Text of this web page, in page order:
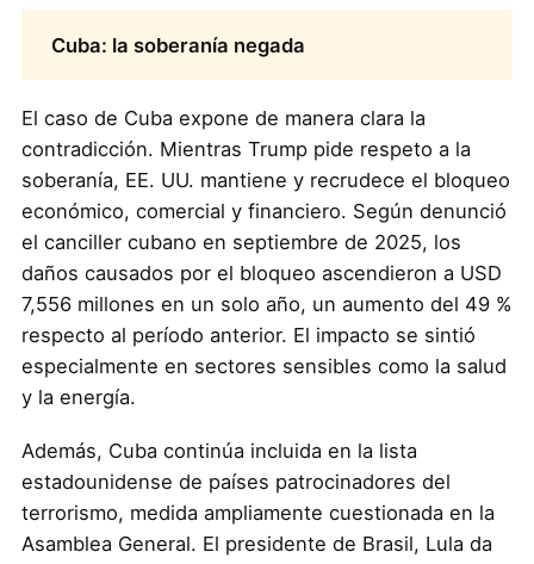
Cuba: la soberanía negada
El caso de Cuba expone de manera clara la
contradicción. Mientras Trump pide respeto a la
soberanía, EE. UU. mantiene y recrudece el bloqueo
económico, comercial y financiero. Según denunció
el canciller cubano en septiembre de 2025, los
daños causados por el bloqueo ascendieron a USD
7,556 millones en un solo año, un aumento del 49 %
respecto al período anterior. El impacto se sintió
especialmente en sectores sensibles como la salud
y la energía.
Además, Cuba continúa incluida en la lista
estadounidense de países patrocinadores del
terrorismo, medida ampliamente cuestionada en la
Asamblea General. El presidente de Brasil, Lula da